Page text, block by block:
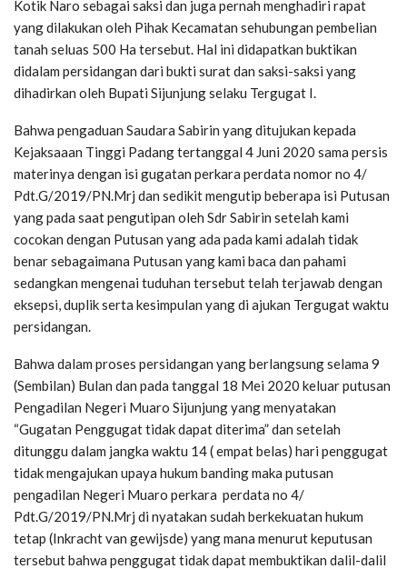
Kotik Naro sebagai saksi dan juga pernah menghadiri rapat
yang dilakukan oleh Pihak Kecamatan sehubungan pembelian
tanah seluas 500 Ha tersebut. Hal ini didapatkan buktikan
didalam persidangan dari bukti surat dan saksi-saksi yang
dihadirkan oleh Bupati Sijunjung selaku Tergugat I.
Bahwa pengaduan Saudara Sabirin yang ditujukan kepada
Kejaksaaan Tinggi Padang tertanggal 4 Juni 2020 sama persis
materinya dengan isi gugatan perkara perdata nomor no 4/
Pdt.G/2019/PN.Mrj dan sedikit mengutip beberapa isi Putusan
yang pada saat pengutipan oleh Sdr Sabirin setelah kami
cocokan dengan Putusan yang ada pada kami adalah tidak
benar sebagaimana Putusan yang kami baca dan pahami
sedangkan mengenai tuduhan tersebut telah terjawab dengan
eksepsi, duplik serta kesimpulan yang di ajukan Tergugat waktu
persidangan.
Bahwa dalam proses persidangan yang berlangsung selama 9
(Sembilan) Bulan dan pada tanggal 18 Mei 2020 keluar putusan
Pengadilan Negeri Muaro Sijunjung yang menyatakan
“Gugatan Penggugat tidak dapat diterima” dan setelah
ditunggu dalam jangka waktu 14 ( empat belas) hari penggugat
tidak mengajukan upaya hukum banding maka putusan
pengadilan Negeri Muaro perkara perdata no 4/
Pdt.G/2019/PN.Mrj di nyatakan sudah berkekuatan hukum
tetap (Inkracht van gewijsde) yang mana menurut keputusan
tersebut bahwa penggugat tidak dapat membuktikan dalil-dalil